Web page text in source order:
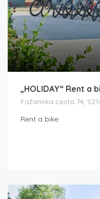
„HOLIDAY“ Rent a
Fažanska cesta 74,
Rent a bike